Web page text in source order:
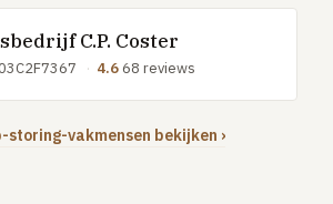
C.P. Coster
· 4.668 reviews
vakmensen bekijken ›